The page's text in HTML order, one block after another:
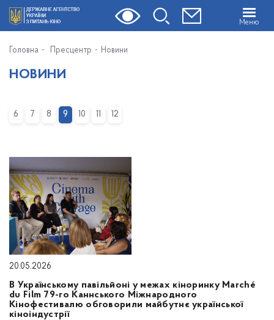
Меню
Головна Пресцентр Новини
НОВИНИ
6 7 8 9 10 11 12
20.05.2026
В Українському павільйоні у межах кіноринку Marché
du Film 79-го Каннського Міжнародного
Кінофестивалю обговорили майбутнє української
кіноіндустрії